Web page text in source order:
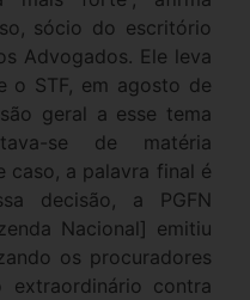
sócio do escritório
Advogados. Ele leva
o STF, em agosto de
geral a esse tema
se de matéria
caso, a palavra final é
decisão, a PGFN
Nacional] emitiu
os procuradores
contra